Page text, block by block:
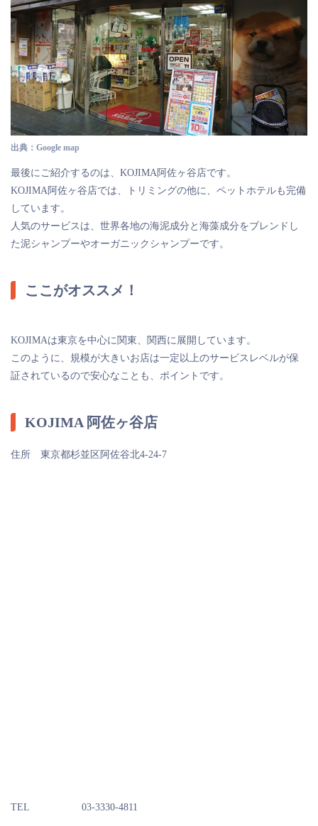
出典：Google map
最後にご紹介するのは、KOJIMA阿佐ヶ谷店です。
KOJIMA阿佐ヶ谷店では、トリミングの他に、ペットホテルも完備
しています。
人気のサービスは、世界各地の海泥成分と海藻成分をブレンドし
た泥シャンプーやオーガニックシャンプーです。
ここがオススメ！
KOJIMAは東京を中心に関東、関西に展開しています。
このように、規模が大きいお店は一定以上のサービスレベルが保
証されているので安心なことも、ポイントです。
KOJIMA 阿佐ヶ谷店
住所 東京都杉並区阿佐谷北4-24-7
TEL 03-3330-4811